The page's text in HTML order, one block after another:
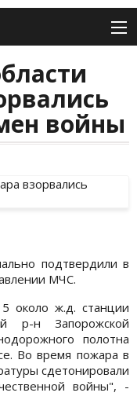
войны
подтвердили в
МЧС.
около ж.д. станции
р-н Запорожской
полотна
Во время пожара в
сдетонировали
войны", -